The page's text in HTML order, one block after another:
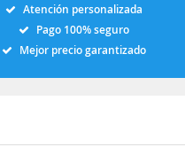
Atención personalizada
Pago 100% seguro
Mejor precio garantizado